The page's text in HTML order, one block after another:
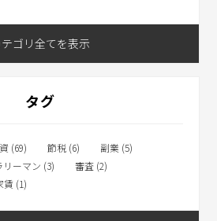
ゴリ全てを表示
タグ
(69) 節税 (6)
副業 (5)
リーマン (3)
審査 (2)
賃 (1)